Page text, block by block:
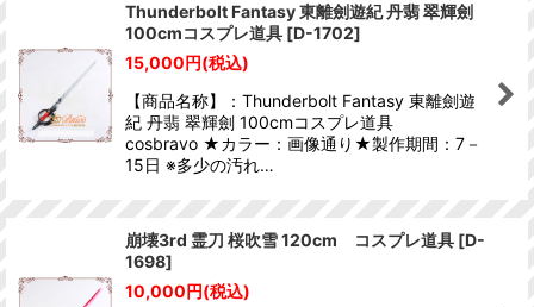
Thunderbolt Fantasy 東離劍遊紀 丹翡 翠輝劍
100cmコスプレ道具 [D-1702]
15,000円(税込)
【商品名称】：Thunderbolt Fantasy 東離劍遊
紀 丹翡 翠輝劍 100cmコスプレ道具
cosbravo ★カラー：画像通り★製作期間：7－
15日 ※多少の汚れ…
崩壊3rd 霊刀 桜吹雪 120cm コスプレ道具 [D-
1698]
10,000円(税込)